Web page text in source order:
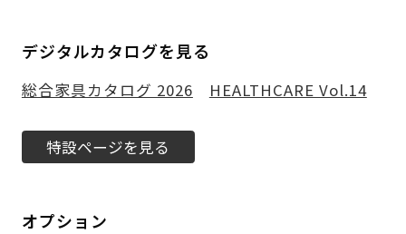
デジタルカタログを見る
総合家具カタログ 2026 HEALTHCARE Vol.14
特設ページを見る
オプション